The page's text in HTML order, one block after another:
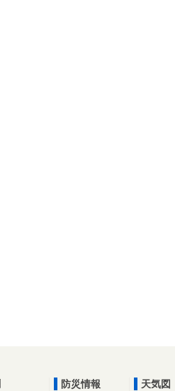
防災情報
天気図